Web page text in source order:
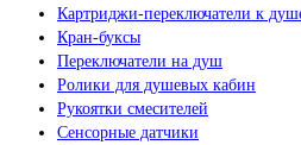
Картриджи-переключатели к
Кран-буксы
Переключатели на душ
Ролики для душевых кабин
Рукоятки смесителей
Сенсорные датчики